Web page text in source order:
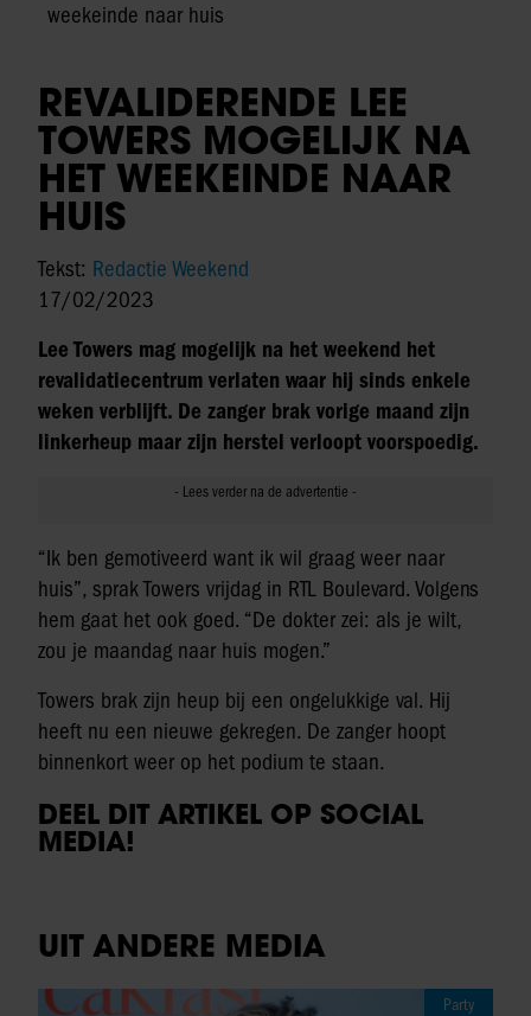
weekeinde naar huis
REVALIDERENDE LEE
TOWERS MOGELIJK NA
HET WEEKEINDE NAAR
HUIS
Tekst: Redactie Weekend
17/02/2023
Lee Towers mag mogelijk na het weekend het
revalidatiecentrum verlaten waar hij sinds enkele
weken verblijft. De zanger brak vorige maand zijn
linkerheup maar zijn herstel verloopt voorspoedig.
“Ik ben gemotiveerd want ik wil graag weer naar
huis”, sprak Towers vrijdag in RTL Boulevard. Volgens
hem gaat het ook goed. “De dokter zei: als je wilt,
zou je maandag naar huis mogen.”
Towers brak zijn heup bij een ongelukkige val. Hij
heeft nu een nieuwe gekregen. De zanger hoopt
binnenkort weer op het podium te staan.
DEEL DIT ARTIKEL OP SOCIAL
MEDIA!
UIT ANDERE MEDIA
Party